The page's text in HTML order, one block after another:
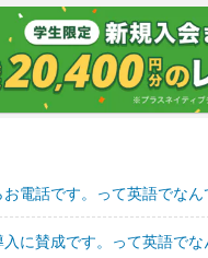
電話です。って英語でなん
に賛成です。って英語でな